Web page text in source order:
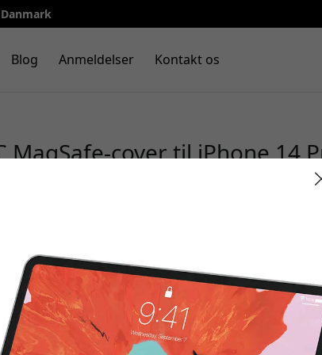
Blog Anmeldelser Kontakt os
MagSafe-cover til iPhone 14
design og understøttelse af
Brug denne kode ved kassen for at få 15% rabat.